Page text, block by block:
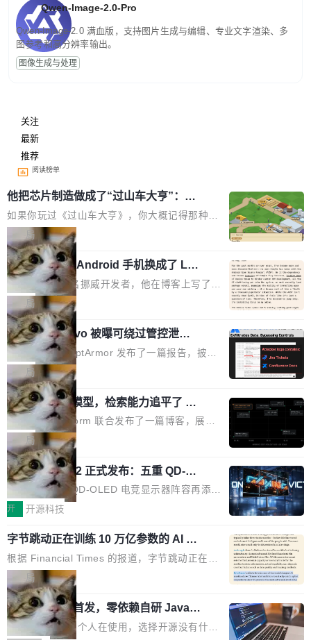
Qwen-Image-2.0-Pro
Qwen-Image-2.0 满血版，支持图片生成与编辑、专业文字渲染、多
图参考和高分辨率输出。
图像生成与处理
关注
最新
推荐
阅读榜单
他把芯片制造做成了“过山车大亨”：一
个浏览器里的半导体工厂
如果你玩过《过山车大亨》，你大概记得那种俯
瞰视角——小人在公园里走来走去，游乐设施运
转着，一切都在你的注视下运行。现在想象同样
的视角，但公园里不是过山车，而是一座完整的
芯片制造工厂。 这就是 Chip Tycoon。 一个黄
色的小车载着一片硅晶圆，穿过 20 栋建筑，从
石英砂一路走到封装好的芯片。晶圆在每一站都
会发生肉眼可见的变化——长晶体、抛光、涂光
刻胶、蚀刻、离子注入、铜互联。公园中央是一
个环形路线，因为芯片制造需要把光刻流程重复
大约 60 次，每次一层。动画里简化为 4 圈。 整
个项目只有一个 HTML 文件。没有构建步骤，没
有依赖，没有网络请求。屏幕上每个形状都是 C
anvas 上纯手...
局
一名开发者将 Android 手机换成了 Lin
ux，称“AOSP 已死”
Runarcn 是一名挪威开发者，他在博客上写了一
篇文章，标题很直白：《I'm switching my phon
e from Android to Linux》。 他的核心论点很简
单：AOSP（Android Open Source Project）
已经死了。不是技术上死了，而是作为一个真正
的开源项目死了。Google 把越来越多的核心功
能从 AOSP 移到了闭源的 Google Play Service
s 里，设备树和内核源码被厂商锁死，你能看到
代码但你改不了，改了也刷不进去。 为什么 AO
SP 不够用了 Runarcn 列举了几条他离开 Andro
id 的具体理由： Google Pla...
局
Atlassian Rovo 被曝可绕过管控泄露 J
ira 和 Confluence 数据，厂商两个月没
回复
安全公司 PromptArmor 发布了一篇报告，披露
Atlassian 的 AI agent Rovo 存在严重的数据泄
露漏洞：攻击者可以通过 indirect prompt inject
ion（间接提示注入）窃取整个 Atlassian 租户内
的 Jira 工单和 Confluence 文档，全程不需要任
何人工审批。 更值得注意的是，这个漏洞在 5
月 23 日就报告给了 Atlassian，两个多月过去
了，公司除了表示"感谢"并分配了一个 case nu
mber 之外，再没有任何实质性回应。Rovo 至
今仍处于漏洞未修复状态。 攻击链路 攻击链并
不复杂。 受害者给 Rovo 提了一个正...
局
一个 4B 开源模型，检索能力追平了 G
PT-5.6 Sol，成本降到 1/100
Neon 和 Castform 联合发布了一篇博客，展示
了一个惊人的结果：一个 4B 参数的开源模型，
经过 RL 后训练之后，在检索任务上的准确率追
平了 GPT-5.6 Sol，但每次请求的成本只有对方
的 1/100。 具体来说，GPT-5.6 Sol 做一次典型
的多轮搜索请求需要超过 10 秒，端到端成本约
来说，这个速度和成本都"高得让人没法用"。而
4B 开源模型在推理速度上快了几个数量级，成
本低了两三个数量级。 问题在于，小模型开箱即
用时的检索能力确实远不如闭源前沿模型。差距
在哪？就在 RL 后训练。 从 RAG 到 agentic...
局
技嘉 GO27Q32 正式发布：五重 QD-OL
ED 面板加持，320Hz 极速与影院级画
面兼得
技嘉科技旗下 QD-OLED 电竞显示器阵容再添旗
舰新作。GO27Q32 将于 2026 年 9 月 15 日正
nta Tandem 五重发光架构为核心，为高端玩家
打造速度与画质不妥协的沉浸体验。 GO27Q32
搭载三星最新 QD-OLED 面板，采用 5 层串联
式发光结构，并装配全新 ObsidianShield 抗反
射镀膜，黑阶表现提升可达40%，并将表面硬度
由2H升級至3H，画面对比度与强度都提升的同
开 开源科技
字节跳动正在训练 10 万亿参数的 AI 模
型
根据 Financial Times 的报道，字节跳动正在训
练一个 10 万亿参数的 AI 模型，目前处于预训练
阶段。 10 万亿是什么概念？Anthropic 目前最
大的模型 Mythos 5 约 8 万亿参数。DeepSeek
V4-Pro 是 1.6 万亿。月之暗面的 Kimi K3 是 2.
局
wastnet 开源首发，零依赖自研 Java H
TTP/2 框架，性能对标 Undertow !
这个项目一直是个人在使用，选择开源没有什么